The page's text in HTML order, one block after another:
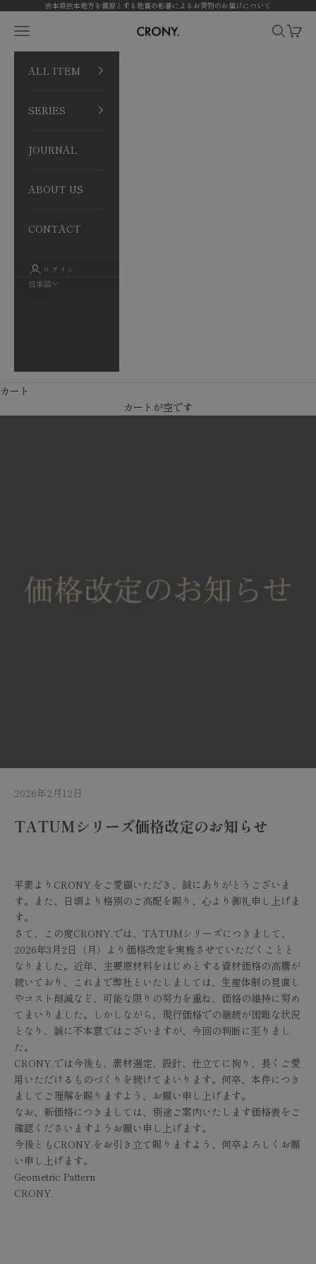
コンテンツへスキップ
熊本県熊本地方を震源とする地震の影響によるお荷物のお届けについて
CRONY. ONLINE
メニューを開く 検索を開
カー
ALL ITEM
SERIES
JOURNAL
ABOUT US
CONTACT
ログイン
日本語
カート
カートが空です
2026年2月12日
TATUMシリーズ価格改定のお知らせ
平素よりCRONY.をご愛顧いただき、誠にありがとうございま
す。また、日頃より格別のご高配を賜り、心より御礼申し上げま
す。
さて、この度CRONY.では、TATUMシリーズにつきまして、
2026年3月2日（月）より価格改定を実施させていただくことと
なりました。近年、主要原材料をはじめとする資材価格の高騰が
続いており、これまで弊社といたしましては、生産体制の見直し
やコスト削減など、可能な限りの努力を重ね、価格の維持に努め
てまいりました。しかしながら、現行価格での継続が困難な状況
となり、誠に不本意ではございますが、今回の判断に至りまし
た。
CRONY.では今後も、素材選定、設計、仕立てに拘り、長くご愛
用いただけるものづくりを続けてまいります。何卒、本件につき
ましてご理解を賜りますよう、お願い申し上げます。
なお、新価格につきましては、別途ご案内いたします価格表をご
確認くださいますようお願い申し上げます。
今後ともCRONY.をお引き立て賜りますよう、何卒よろしくお願
い申し上げます。
Geometric Pattern
CRONY.